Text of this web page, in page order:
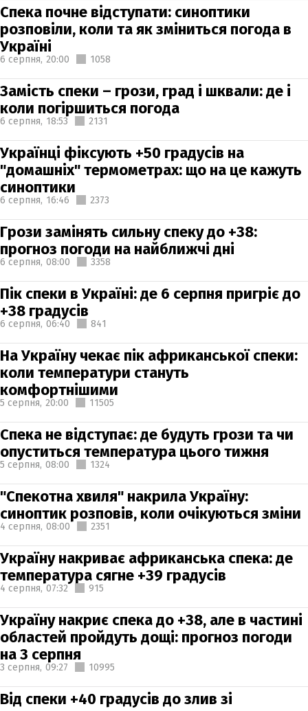
Спека почне відступати: синоптики
розповіли, коли та як зміниться погода в
Україні
6 серпня, 20:00 1058
Замість спеки – грози, град і шквали: де і
коли погіршиться погода
6 серпня, 18:53 2131
Українці фіксують +50 градусів на
"домашніх" термометрах: що на це кажуть
синоптики
6 серпня, 16:46 2373
Грози замінять сильну спеку до +38:
прогноз погоди на найближчі дні
6 серпня, 08:00 3358
Пік спеки в Україні: де 6 серпня пригріє до
+38 градусів
6 серпня, 06:40 841
На Україну чекає пік африканської спеки:
коли температури стануть
комфортнішими
5 серпня, 20:00 11505
Спека не відступає: де будуть грози та чи
опуститься температура цього тижня
5 серпня, 08:00 1324
"Спекотна хвиля" накрила Україну:
синоптик розповів, коли очікуються зміни
4 серпня, 08:00 2351
Україну накриває африканська спека: де
температура сягне +39 градусів
4 серпня, 07:32 915
Україну накриє спека до +38, але в частині
областей пройдуть дощі: прогноз погоди
на 3 серпня
3 серпня, 09:27 10995
Від спеки +40 градусів до злив зі